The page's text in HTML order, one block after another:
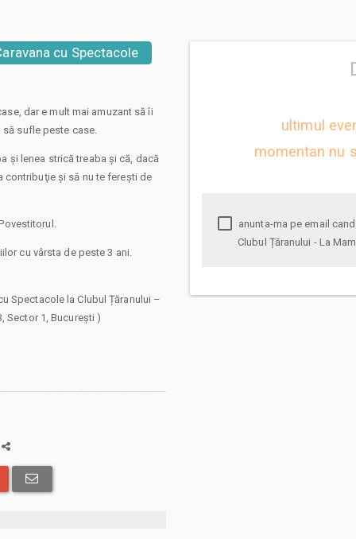
cu Spectacole
ultimul
momentan nu
Clubul Țăranului - La
dar e mult mai amuzant să îi
sufle peste case.
şi lenea strică treaba şi că, dacă
contribuţie şi să nu te fereşti de
cu vârsta de peste 3 ani.
Spectacole la Clubul Țăranului –
Sector 1, București )
afisate, pot exista
de intermediere, procesare,
care veti opta pentru incheierea
comenzii.
Bilete.ro, cumparatorul se obliga